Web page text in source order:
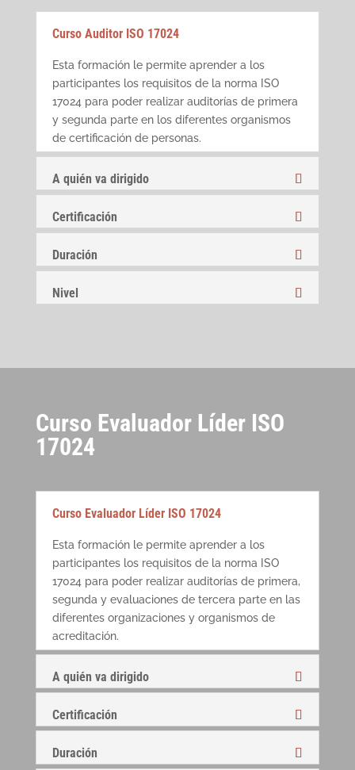
Curso Auditor ISO 17024
Esta formación le permite aprender a los
participantes los requisitos de la norma ISO
17024 para poder realizar auditorías de primera
y segunda parte en los diferentes organismos
de certificación de personas.
A quién va dirigido
Certificación
Duración
Nivel
Curso Evaluador Líder ISO
17024
Curso Evaluador Líder ISO 17024
Esta formación le permite aprender a los
participantes los requisitos de la norma ISO
17024 para poder realizar auditorías de primera,
segunda y evaluaciones de tercera parte en las
diferentes organizaciones y organismos de
acreditación.
A quién va dirigido
Certificación
Duración